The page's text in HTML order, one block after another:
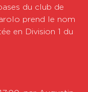
du club de
prend le nom
en Division 1 du